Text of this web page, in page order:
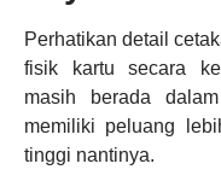
Perhatikan detail
fisik kartu secara
masih berada
memiliki peluang
tinggi nantinya.